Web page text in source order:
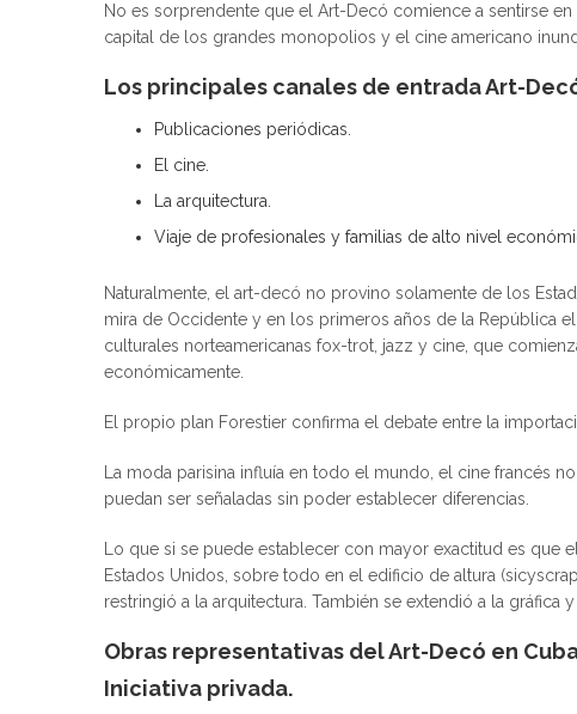
No es sorprendente que el Art-Decó comience a sentirse
capital de los grandes monopolios y el cine americano
Los principales canales de entrada Art-
Publicaciones periódicas.
El cine.
La arquitectura.
Viaje de profesionales y familias de alto nivel
Naturalmente, el art-decó no provino solamente de los
mira de Occidente y en los primeros años de la República
culturales norteamericanas fox-trot, jazz y cine, que
económicamente.
El propio plan Forestier confirma el debate entre la
La moda parisina influía en todo el mundo, el cine francés
puedan ser señaladas sin poder establecer diferencias.
Lo que si se puede establecer con mayor exactitud es que
Estados Unidos, sobre todo en el edificio de altura
restringió a la arquitectura. También se extendió a la gráfica
Obras representativas del Art-Decó en
Iniciativa privada.